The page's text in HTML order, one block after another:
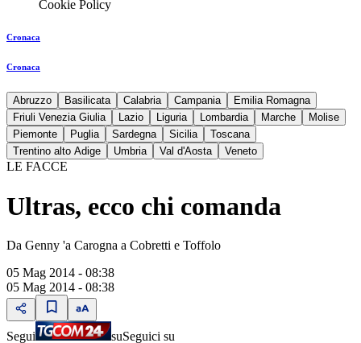
Cookie Policy
Cronaca
Cronaca
Abruzzo Basilicata Calabria Campania
Emilia Romagna
Friuli Venezia Giulia
Lazio Liguria Lombardia Marche
Molise
Piemonte
Puglia Sardegna Sicilia
Toscana
Trentino alto Adige
Umbria Val d'Aosta Veneto
LE FACCE
Ultras, ecco chi comanda
Da Genny 'a Carogna a Cobretti e Toffolo
05 Mag 2014 - 08:38
05 Mag 2014 - 08:38
Segui suSeguici su